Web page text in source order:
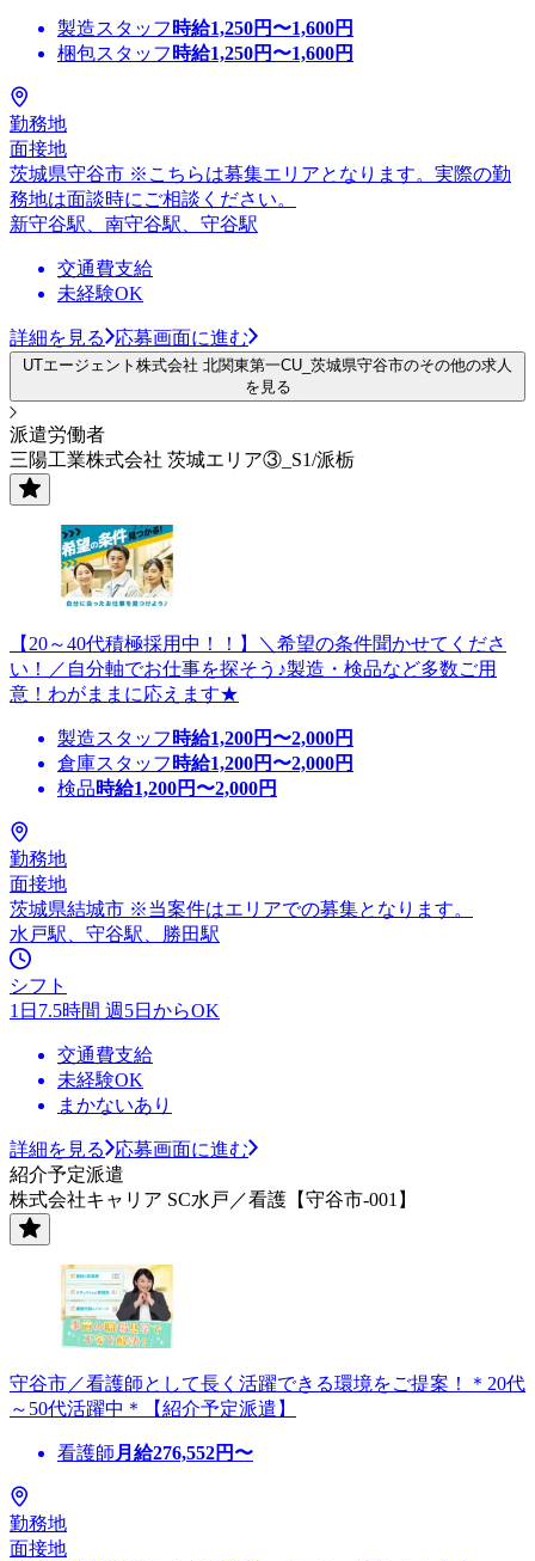
製造スタッフ 時給1,250円〜1,600円
梱包スタッフ 時給1,250円〜1,600円
勤務地
面接地
茨城県守谷市 ※こちらは募集エリアとなります。実際の勤
務地は面談時にご相談ください。
新守谷駅、南守谷駅、守谷駅
交通費支給
未経験OK
詳細を見る 応募画面に進む
UTエージェント株式会社 北関東第一CU_茨城県守谷市のその他の求人
を見る
派遣労働者
三陽工業株式会社 茨城エリア③_S1/派栃
【20～40代積極採用中！！】＼希望の条件聞かせてくださ
い！／自分軸でお仕事を探そう♪製造・検品など多数ご用
意！わがままに応えます★
製造スタッフ 時給1,200円〜2,000円
倉庫スタッフ 時給1,200円〜2,000円
検品時給1,200円〜2,000円
勤務地
面接地
茨城県結城市 ※当案件はエリアでの募集となります。
水戸駅、守谷駅、勝田駅
シフト
1日7.5時間 週5日からOK
交通費支給
未経験OK
まかないあり
詳細を見る
応募画面に進む
紹介予定派遣
株式会社キャリア SC水戸／看護【守谷市-001】
守谷市／看護師として長く活躍できる環境をご提案！＊20代
～50代活躍中＊【紹介予定派遣】
看護師 月給276,552円〜
勤務地
面接地